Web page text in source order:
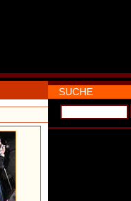
SUCHE